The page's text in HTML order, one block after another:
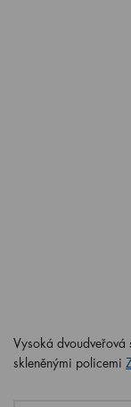
Vysoká
skleněnými policemi